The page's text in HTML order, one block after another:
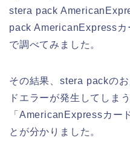
stera pack
pack AmericanExpress
で調べてみました。
その結果、stera packの
ドエラーが発生してしま
「AmericanExpressカー
とが分かりました。